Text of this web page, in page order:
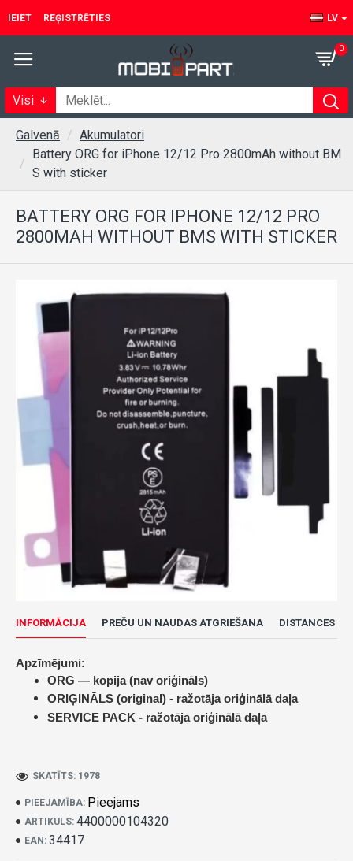
IEIET REĢISTRĒTIES LV
0
Visi
Galvenā
Akumulatori
Battery ORG for iPhone 12/12 Pro 2800mAh without BM
S with sticker
BATTERY ORG FOR IPHONE 12/12 PRO
2800MAH WITHOUT BMS WITH STICKER
INFORMĀCIJA PREČU UN NAUDAS ATGRIEŠANA DISTANCES
Apzīmējumi:
ORG — kopija (nav oriģināls)
ORIĢINĀLS (original) - ražotāja oriģinālā daļa
SERVICE PACK - ražotāja oriģinālā daļa
PIEEJAMĪBA: Pieejams
ARTIKULS: 4400000104320
EAN: 34417
SKATĪTS: 1978